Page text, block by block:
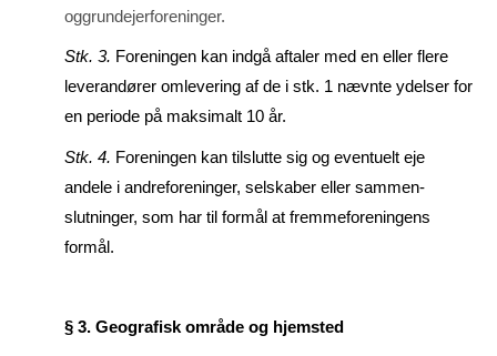
oggrundejerforeninger.
Stk. 3. Foreningen kan indgå aftaler med en eller flere
leverandører omlevering af de i stk. 1 nævn­te ydelser for
en periode på maksimalt 10 år.
Stk. 4. Foreningen kan tilslutte sig og eventuelt eje
andele i andreforeninger, sel­ska­ber eller sam­men­
slutninger, som har til formål at fremmeforeningens
formål.
§ 3. Geografisk område og hjemsted